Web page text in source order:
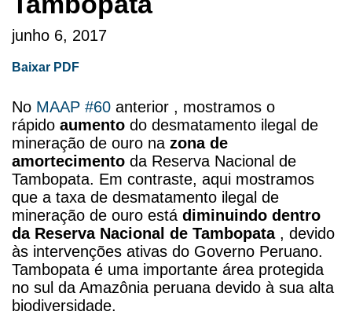
junho 6, 2017
Baixar PDF
No MAAP #60 anterior , mostramos o
rápido aumento do desmatamento ilegal de
mineração de ouro na zona de
amortecimento da Reserva Nacional de
Tambopata. Em contraste, aqui mostramos
que a taxa de desmatamento ilegal de
mineração de ouro está diminuindo dentro
da Reserva Nacional de Tambopata, devido
às intervenções ativas do Governo Peruano.
Tambopata é uma importante área protegida
no sul da Amazônia peruana devido à sua alta
biodiversidade.